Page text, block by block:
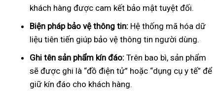
khách hàng được cam kết bảo mật tuyệt đối.
Biện pháp bảo vệ thông tin: Hệ thống mã hóa dữ
liệu tiên tiến giúp bảo vệ thông tin người dùng.
Ghi tên sản phẩm kín đáo: Trên bao bì, sản phẩm
sẽ được ghi là “đồ điện tử” hoặc “dụng cụ y tế” để
giữ kín đáo cho khách hàng.